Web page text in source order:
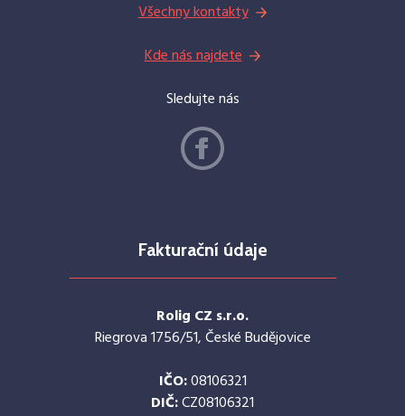
Všechny kontakty
Kde nás najdete
Sledujte nás
Fakturační údaje
Rolig CZ s.r.o.
Riegrova 1756/51, České Budějovice
IČO:08106321
DIČ:CZ08106321